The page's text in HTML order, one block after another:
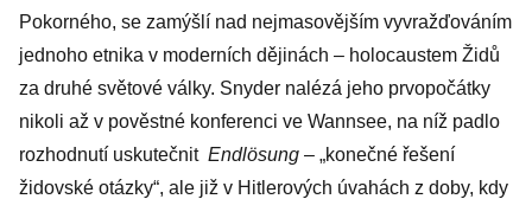
Pokorného, se zamýšlí nad nejmasovějším vyvražďováním
jednoho etnika v moderních dějinách – holocaustem Židů
za druhé světové války. Snyder nalézá jeho prvopočátky
nikoli až v pověstné konferenci ve Wannsee, na níž padlo
rozhodnutí uskutečnit Endlösung – „konečné řešení
židovské otázky“, ale již v Hitlerových úvahách z doby, kdy